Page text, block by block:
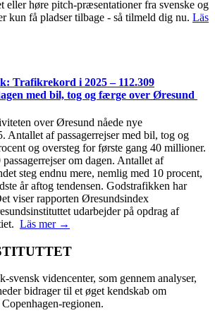
eller høre pitch-præsentationer fra svenske og
kun få pladser tilbage - så tilmeld dig nu. Läs
Trafikrekord i 2025 – 112.309
med bil, tog og færge over Øresund
over Øresund nåede nye
Antallet af passagerrejser med bil, tog og
og oversteg for første gang 40 millioner.
om dagen. Antallet af
steg endnu mere, nemlig med 10 procent,
år aftog tendensen. Godstrafikken har
viser rapporten Øresundsindex
udarbejder på opdrag af
Läs mer →
svensk videncenter, som gennem analyser,
bidrager til et øget kendskab om
regionen.